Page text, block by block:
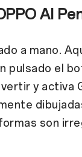
AI
a mano.
pulsado el
y activa
son